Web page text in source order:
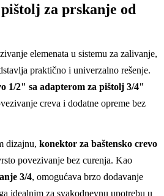
za prskanje od
elemenata u sistemu za zalivanje,
praktično i univerzalno rešenje.
1/2" sa adapterom za pištolj 3/4"
creva i dodatne opreme bez
dizajnu, konektor za baštensko crevo
povezivanje bez curenja. Kao
3/4, omogućava brzo dodavanje
idealnim za svakodnevnu upotrebu u